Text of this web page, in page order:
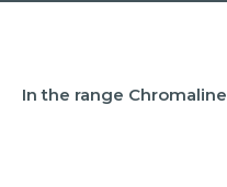
In the range Chromaline